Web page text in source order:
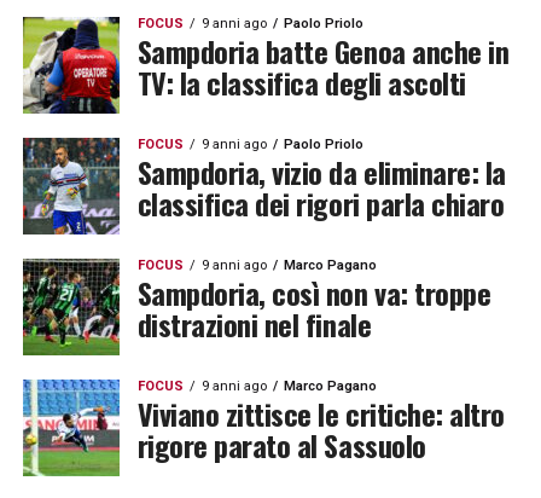
FOCUS 9 anni ago Paolo Priolo
Sampdoria batte Genoa anche in
TV: la classifica degli ascolti
FOCUS 9 anni ago Paolo Priolo
Sampdoria, vizio da eliminare: la
classifica dei rigori parla chiaro
FOCUS 9 anni ago Marco Pagano
Sampdoria, così non va: troppe
distrazioni nel finale
FOCUS 9 anni ago Marco Pagano
Viviano zittisce le critiche: altro
rigore parato al Sassuolo